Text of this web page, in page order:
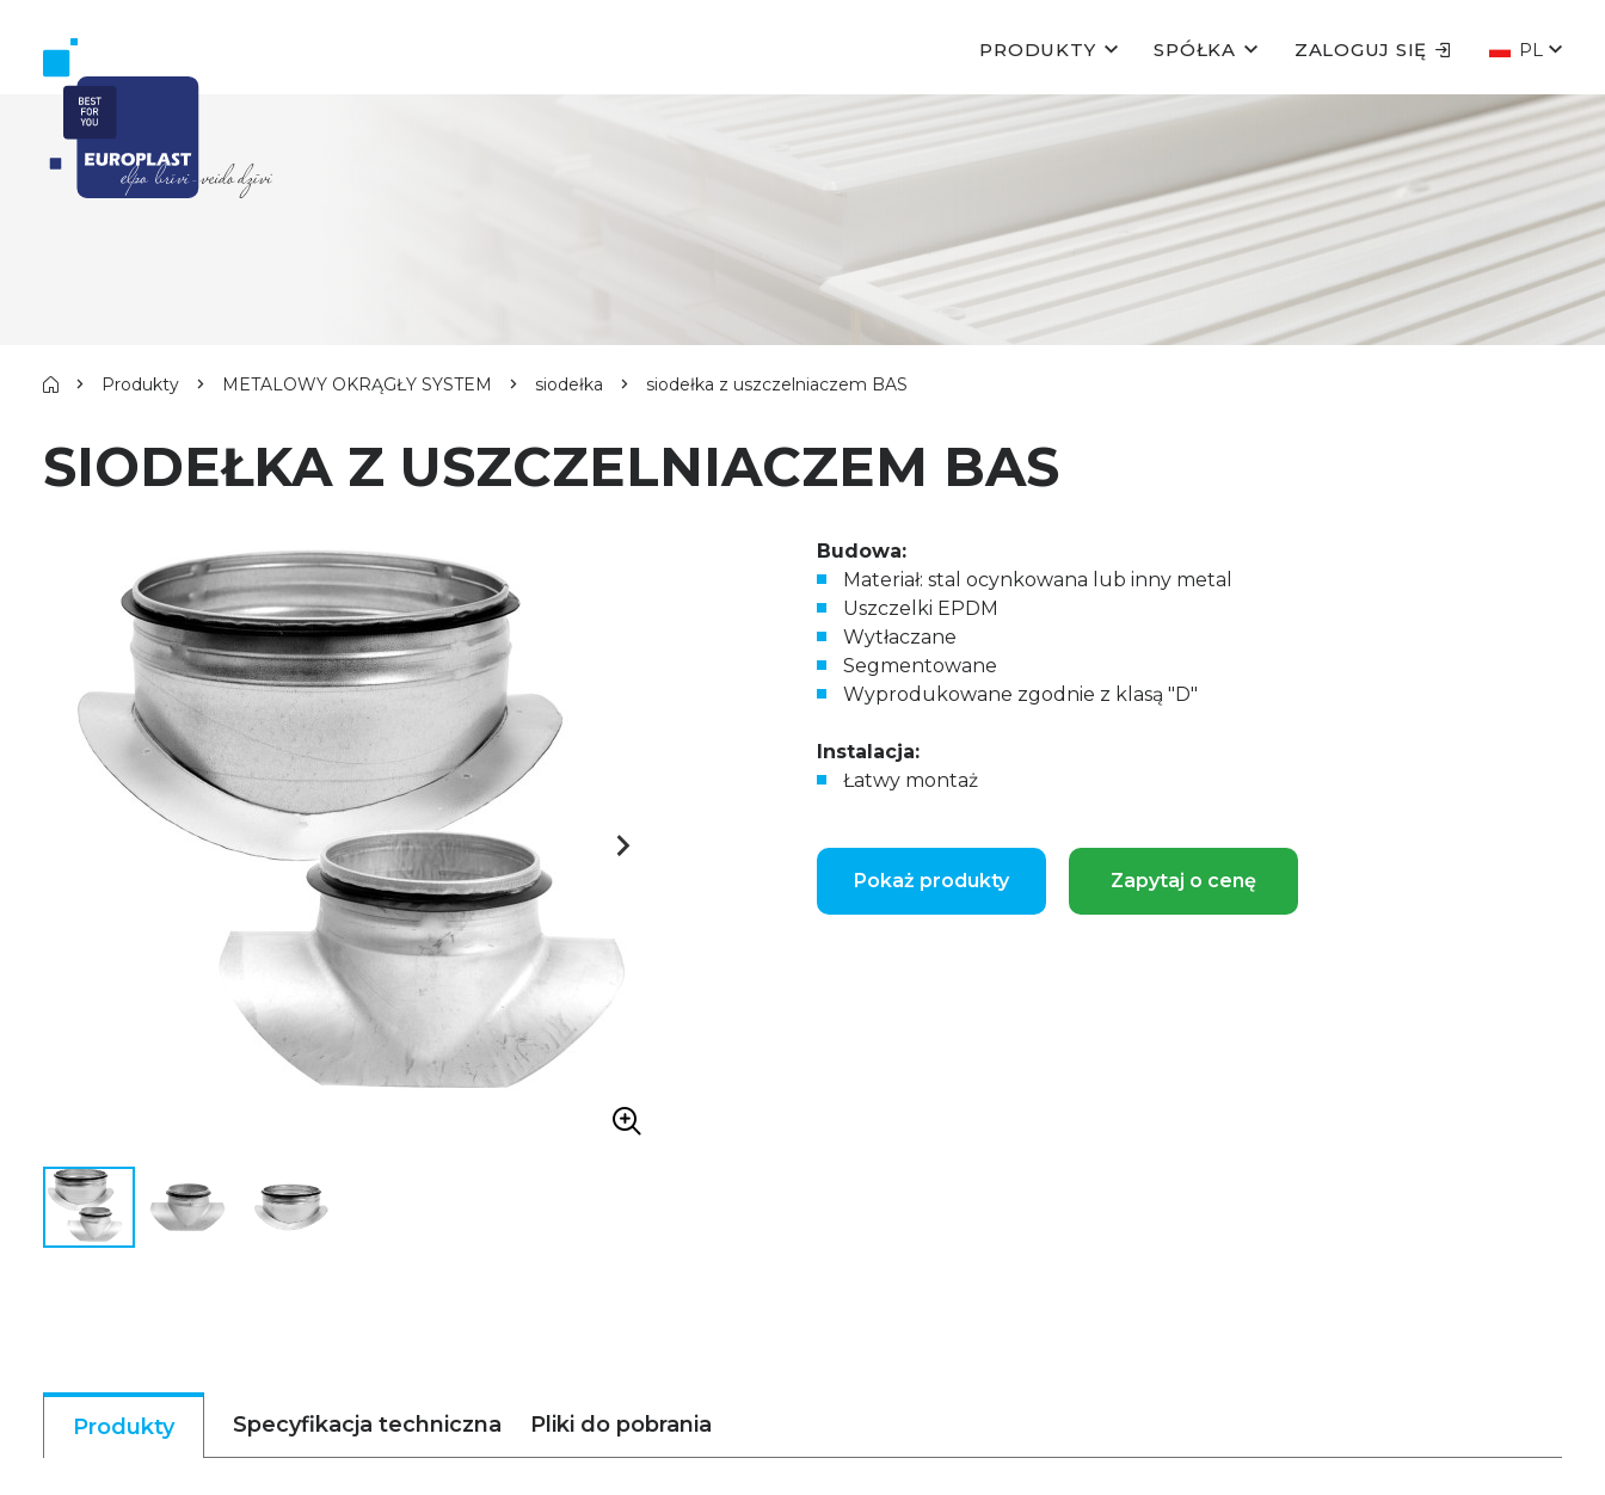
PRODUKTY SPÓŁKA ZALOGUJ SIĘ PL
Produkty METALOWY OKRĄGŁY SYSTEM siodełka siodełka z uszczelniaczem BAS
SIODEŁKA Z USZCZELNIACZEM BAS
Budowa:
Materiał: stal ocynkowana lub inny metal
Uszczelki EPDM
Wytłaczane
Segmentowane
Wyprodukowane zgodnie z klasą "D"
Instalacja:
Łatwy montaż
Pokaż produkty Zapytaj o cenę
Produkty Specyfikacja techniczna Pliki do pobrania